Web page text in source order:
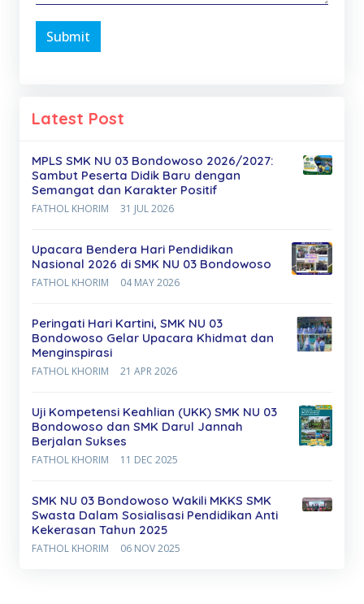
Submit
Latest Post
MPLS SMK NU 03 Bondowoso 2026/2027:
Sambut Peserta Didik Baru dengan
Semangat dan Karakter Positif
FATHOL KHORIM 31 JUL 2026
Upacara Bendera Hari Pendidikan
Nasional 2026 di SMK NU 03 Bondowoso
FATHOL KHORIM 04 MAY 2026
Peringati Hari Kartini, SMK NU 03
Bondowoso Gelar Upacara Khidmat dan
Menginspirasi
FATHOL KHORIM 21 APR 2026
Uji Kompetensi Keahlian (UKK) SMK NU 03
Bondowoso dan SMK Darul Jannah
Berjalan Sukses
FATHOL KHORIM 11 DEC 2025
SMK NU 03 Bondowoso Wakili MKKS SMK
Swasta Dalam Sosialisasi Pendidikan Anti
Kekerasan Tahun 2025
FATHOL KHORIM 06 NOV 2025